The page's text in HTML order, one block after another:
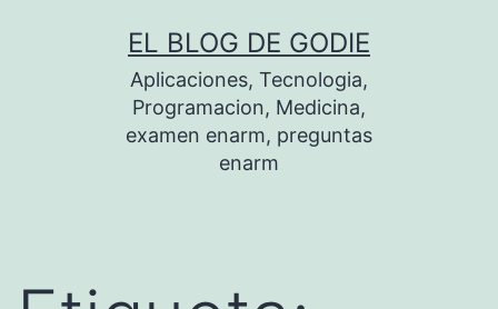
EL BLOG DE GODIE
Aplicaciones, Tecnologia,
Programacion, Medicina,
examen enarm, preguntas
enarm